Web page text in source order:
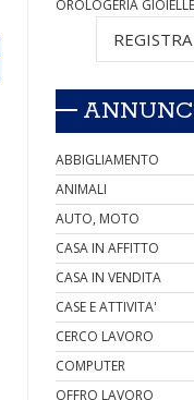
OROLOGERIA
ABBIGLIAMENTO
ANIMALI
AUTO, MOTO
CASA IN AFFITTO
CASA IN VENDITA
CASE E ATTIVITA'
CERCO LAVORO
COMPUTER
OFFRO LAVORO